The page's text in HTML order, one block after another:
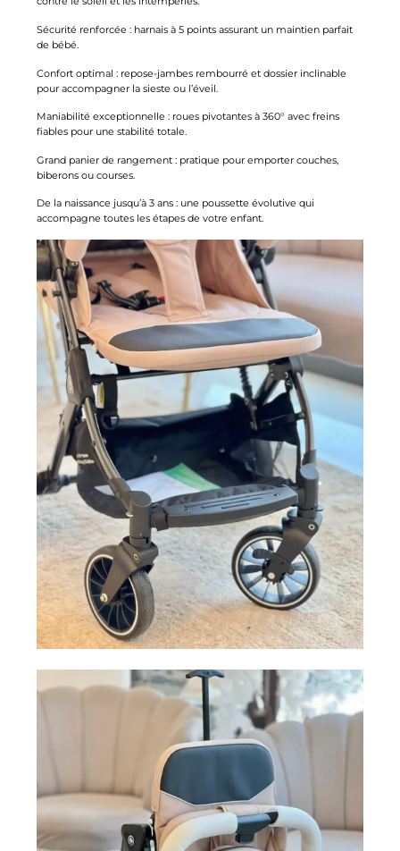
Sécurité renforcée : harnais à 5 points assurant un maintien parfait
de bébé.
Confort optimal : repose-jambes rembourré et dossier inclinable
pour accompagner la sieste ou l’éveil.
Maniabilité exceptionnelle : roues pivotantes à 360° avec freins
fiables pour une stabilité totale.
Grand panier de rangement : pratique pour emporter couches,
biberons ou courses.
De la naissance jusqu’à 3 ans : une poussette évolutive qui
accompagne toutes les étapes de votre enfant.